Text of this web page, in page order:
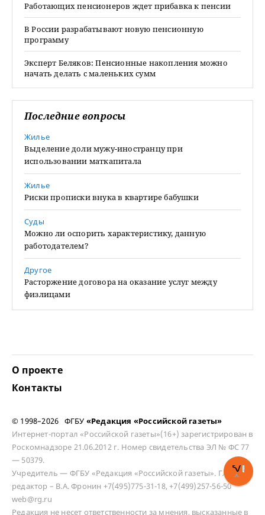
Работающих пенсионеров ждет прибавка к пенсии
В России разрабатывают новую пенсионную
программу
Эксперт Беляков: Пенсионные накопления можно
начать делать с маленьких сумм
Последние вопросы
Жилье
Выделение доли мужу-иностранцу при
использовании маткапитала
Жилье
Риски прописки внука в квартире бабушки
Суды
Можно ли оспорить характеристику, данную
работодателем?
Другое
Расторжение договора на оказание услуг между
физлицами
О проекте
Контакты
© 1998–2026 ФГБУ «Редакция «Российской газеты»
Интернет-портал «Российской газеты»(16+) зарегистрирован в
Роскомнадзоре 21.06.2012 г. Номер свидетельства ЭЛ № ФС 77
— 50379.
Учредитель — ФГБУ «Редакция «Российской газеты». Главный
редактор – В.А. Фронин +7(495)775-31-18, +7(499)257-56-50
web@rg.ru
Редакция не несет ответственности за мнения, высказанные в